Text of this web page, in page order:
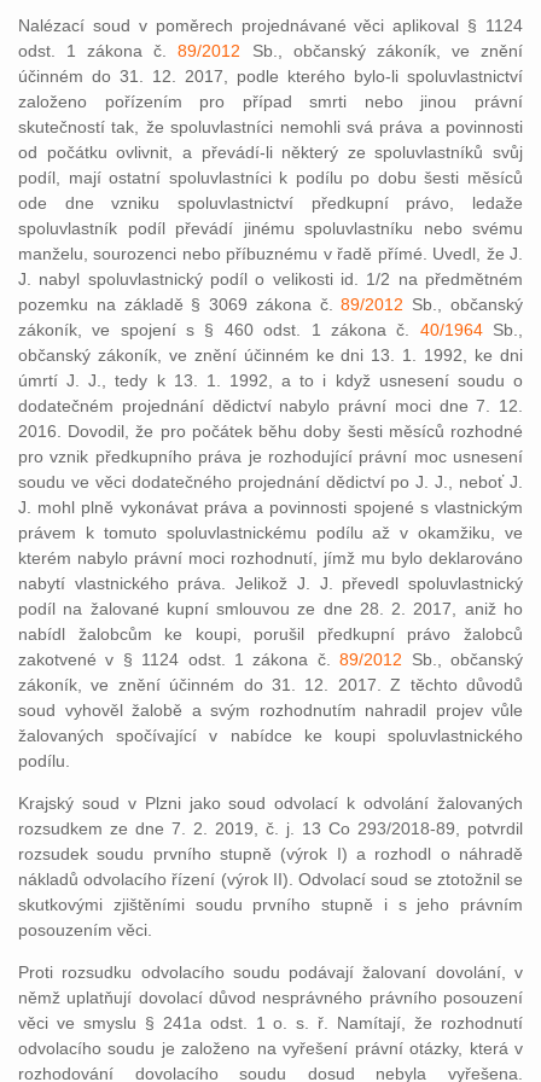
Nalézací soud v poměrech projednávané věci aplikoval § 1124
odst. 1 zákona č.89/2012 Sb., občanský zákoník, ve znění
účinném do 31. 12. 2017, podle kterého bylo-li spoluvlastnictví
založeno pořízením pro případ smrti nebo jinou právní
skutečností tak, že spoluvlastníci nemohli svá práva a povinnosti
od počátku ovlivnit, a převádí-li některý ze spoluvlastníků svůj
podíl, mají ostatní spoluvlastníci k podílu po dobu šesti měsíců
ode dne vzniku spoluvlastnictví předkupní právo, ledaže
spoluvlastník podíl převádí jinému spoluvlastníku nebo svému
manželu, sourozenci nebo příbuznému v řadě přímé. Uvedl, že J.
J. nabyl spoluvlastnický podíl o velikosti id. 1/2 na předmětném
pozemku na základě § 3069 zákona č.89/2012 Sb., občanský
zákoník, ve spojení s § 460 odst. 1 zákona č. 40/1964Sb.,
občanský zákoník, ve znění účinném ke dni 13. 1. 1992, ke dni
úmrtí J. J., tedy k 13. 1. 1992, a to i když usnesení soudu o
dodatečném projednání dědictví nabylo právní moci dne 7. 12.
2016. Dovodil, že pro počátek běhu doby šesti měsíců rozhodné
pro vznik předkupního práva je rozhodující právní moc usnesení
soudu ve věci dodatečného projednání dědictví po J. J., neboť J.
J. mohl plně vykonávat práva a povinnosti spojené s vlastnickým
právem k tomuto spoluvlastnickému podílu až v okamžiku, ve
kterém nabylo právní moci rozhodnutí, jímž mu bylo deklarováno
nabytí vlastnického práva. Jelikož J. J. převedl spoluvlastnický
podíl na žalované kupní smlouvou ze dne 28. 2. 2017, aniž ho
nabídl žalobcům ke koupi, porušil předkupní právo žalobců
zakotvené v § 1124 odst. 1 zákona č.89/2012 Sb., občanský
zákoník, ve znění účinném do 31. 12. 2017. Z těchto důvodů
soud vyhověl žalobě a svým rozhodnutím nahradil projev vůle
žalovaných spočívající v nabídce ke koupi spoluvlastnického
podílu.
Krajský soud v Plzni jako soud odvolací k odvolání žalovaných
rozsudkem ze dne 7. 2. 2019, č. j. 13 Co 293/2018-89, potvrdil
rozsudek soudu prvního stupně (výrok I) a rozhodl o náhradě
nákladů odvolacího řízení (výrok II). Odvolací soud se ztotožnil se
skutkovými zjištěními soudu prvního stupně i s jeho právním
posouzením věci.
Proti rozsudku odvolacího soudu podávají žalovaní dovolání, v
němž uplatňují dovolací důvod nesprávného právního posouzení
věci ve smyslu § 241a odst. 1 o. s. ř. Namítají, že rozhodnutí
odvolacího soudu je založeno na vyřešení právní otázky, která v
rozhodování dovolacího soudu dosud nebyla vyřešena.